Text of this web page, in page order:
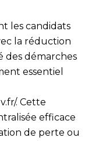
les candidats
la réduction
des démarches
essentiel
. Cette
efficace
de perte ou